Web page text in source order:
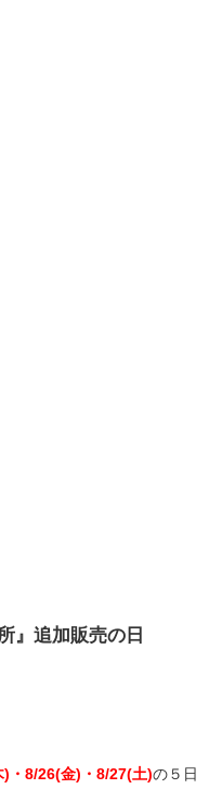
』追加販売の日
・8/26(金)・8/27(土)の５日